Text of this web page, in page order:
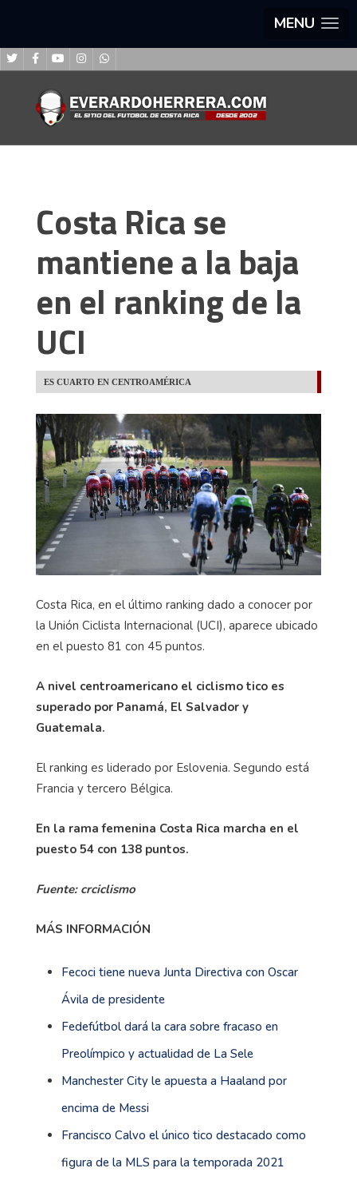
MENU
Costa Rica se
mantiene a la baja
en el ranking de la
UCI
ES CUARTO EN CENTROAMÉRICA
Costa Rica, en el último ranking dado a conocer por
la Unión Ciclista Internacional (UCI), aparece ubicado
en el puesto 81 con 45 puntos.
A nivel centroamericano el ciclismo tico es
superado por Panamá, El Salvador y
Guatemala.
El ranking es liderado por Eslovenia. Segundo está
Francia y tercero Bélgica.
En la rama femenina Costa Rica marcha en el
puesto 54 con 138 puntos.
Fuente: crciclismo
MÁS INFORMACIÓN
Fecoci tiene nueva Junta Directiva con Oscar
Ávila de presidente
Fedefútbol dará la cara sobre fracaso en
Preolímpico y actualidad de La Sele
Manchester City le apuesta a Haaland por
encima de Messi
Francisco Calvo el único tico destacado como
figura de la MLS para la temporada 2021